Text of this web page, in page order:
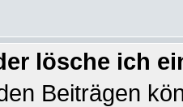
lösche ich
Beiträgen